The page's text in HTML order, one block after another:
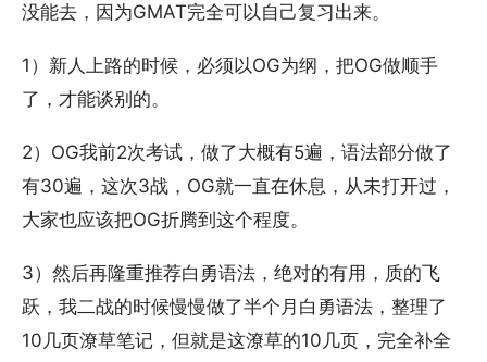
没能去，因为GMAT完全可以自己复习出来。
1）新人上路的时候，必须以OG为纲，把OG做顺手
了，才能谈别的。
2）OG我前2次考试，做了大概有5遍，语法部分做了
有30遍，这次3战，OG就一直在休息，从未打开过，
大家也应该把OG折腾到这个程度。
3）然后再隆重推荐白勇语法，绝对的有用，质的飞
跃，我二战的时候慢慢做了半个月白勇语法，整理了
10几页潦草笔记，但就是这潦草的10几页，完全补全